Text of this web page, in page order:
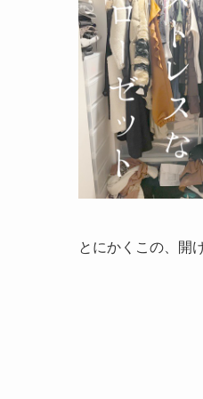
とにかくこの、開